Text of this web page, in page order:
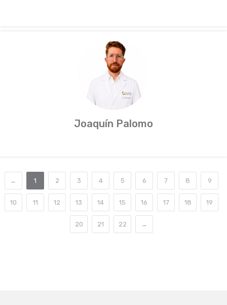
Joaquín Palomo
← 1 2 3 4 5 6 7 8 9
10 11 12 13 14 15 16 17 18 19
20 21 22 →